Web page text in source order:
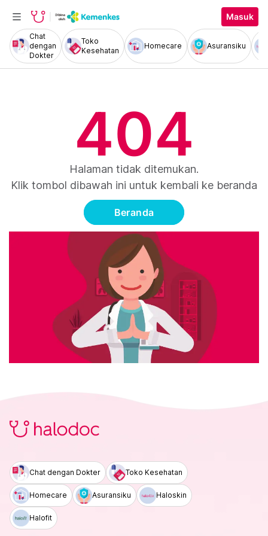
Masuk
Chat
dengan
Dokter
Toko
Kesehatan
Homecare Asuransiku
404
Halaman tidak ditemukan.
Klik tombol dibawah ini untuk kembali ke beranda
Beranda
Chat dengan Dokter Toko Kesehatan
Homecare Asuransiku Haloskin
Halofit